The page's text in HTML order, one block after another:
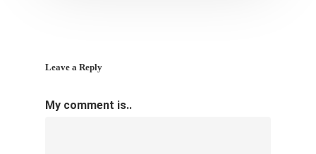
Leave a Reply
My comment is..